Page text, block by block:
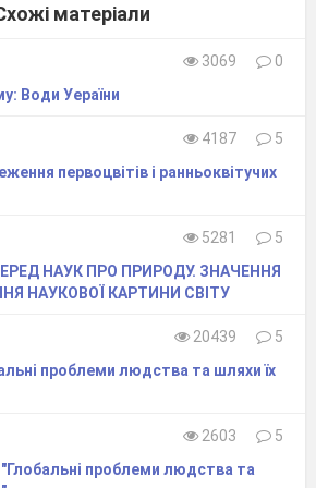
хто мастак
у слові-відгадці (зима).
ці звуки на голосні та
складів є в слові зи-ма.
[з], [з’]
віршик і скажіть, з
найчастіше ви тут
Зима морозна завітала,
І завірюха закружляла
З морозом у танок пішла.
матеріали
3069
0
Води Уераїни
4187
5
первоцвітів і ранньоквітучих
5281
5
НАУК ПРО ПРИРОДУ. ЗНАЧЕННЯ
НАУКОВОЇ КАРТИНИ СВІТУ
20439
5
проблеми людства та шляхи їх
2603
5
"Глобальні проблеми людства та